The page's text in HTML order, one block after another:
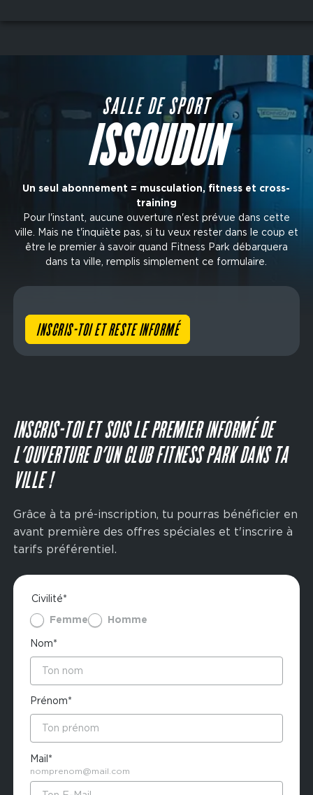
SALLE DE SPORT
ISSOUDUN
Un seul abonnement = musculation, fitness et cross-
training
Pour l'instant, aucune ouverture n'est prévue dans cette
ville. Mais ne t'inquiète pas, si tu veux rester dans le coup et
être le premier à savoir quand Fitness Park débarquera
dans ta ville, remplis simplement ce formulaire.
INSCRIS-TOI ET RESTE INFORMÉ
INSCRIS-TOI ET SOIS LE PREMIER INFORMÉ DE
L’OUVERTURE D’UN CLUB FITNESS PARK DANS TA
VILLE !
Grâce à ta pré-inscription, tu pourras bénéficier en
avant première des offres spéciales et t'inscrire à
tarifs préférentiel.
Civilité*
Femme
Homme
Nom*
Prénom*
Mail*
nomprenom@mail.com